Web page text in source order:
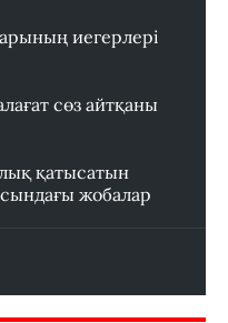
иегерлері
сөз айтқаны
қатысатын
жобалар